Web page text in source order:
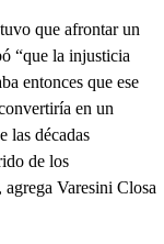
que afrontar un
“que la injusticia
entonces que ese
en un
las décadas
de los
Varesini Closa